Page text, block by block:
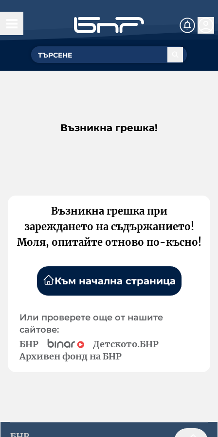
Възникна грешка!
Възникна грешка при
зареждането на съдържанието!
Моля, опитайте отново по-късно!
Към начална страница
Или проверете още от нашите
сайтове:
БНР
Детското.БНР
Архивен фонд на БНР